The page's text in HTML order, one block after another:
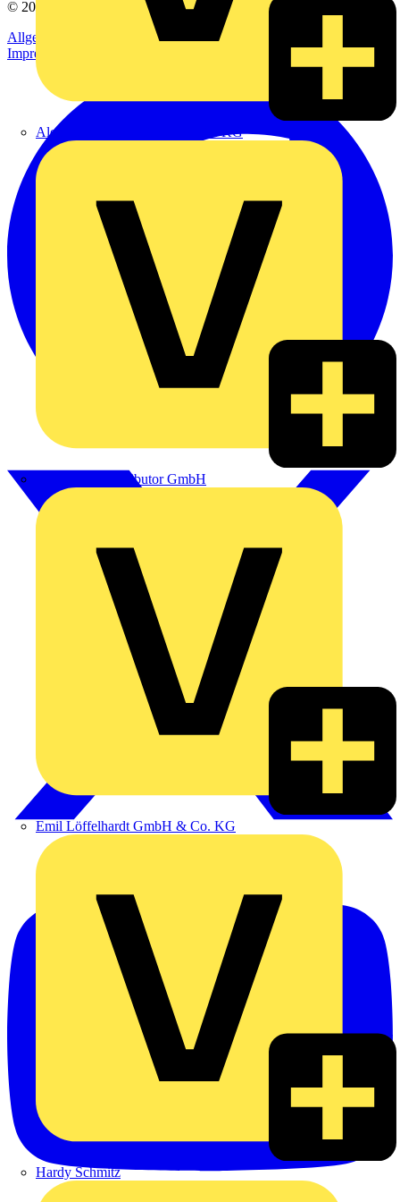
Alexander Bürkle GmbH & Co. KG
eldis electro distributor GmbH
Emil Löffelhardt GmbH & Co. KG
Hardy Schmitz
© 2002-
Allgemeine Geschäftsbedingungen
Datenschutzerklärung
Impressum